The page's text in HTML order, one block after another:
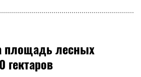
площадь лесных
гектаров